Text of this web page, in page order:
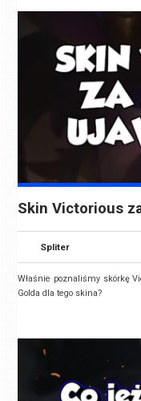
Skin Victorious
Spliter
Właśnie poznaliśmy skórkę
Golda dla tego skina?